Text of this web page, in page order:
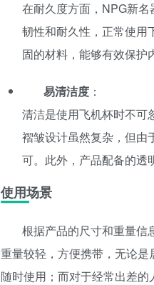
在耐久度方面，NPG新
韧性和耐久性，正常使用
固的材料，能够有效保护
易清洁度 ：
清洁是使用飞机杯时不可
褶皱设计虽然复杂，但由
可。此外，产品配备的透
使用场景
根据产品的尺寸和重量信
重量较轻，方便携带，无论是
随时使用；而对于经常出差